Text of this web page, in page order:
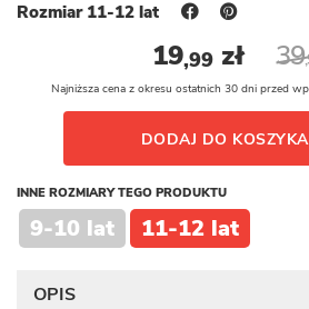
Rozmiar 11-12 lat
19,99zł 39
Najniższa cena z okresu ostatnich 30 dni przed
DODAJ DO KOSZYKA
INNE ROZMIARY TEGO PRODUKTU
9-10 lat 11-12 lat
OPIS